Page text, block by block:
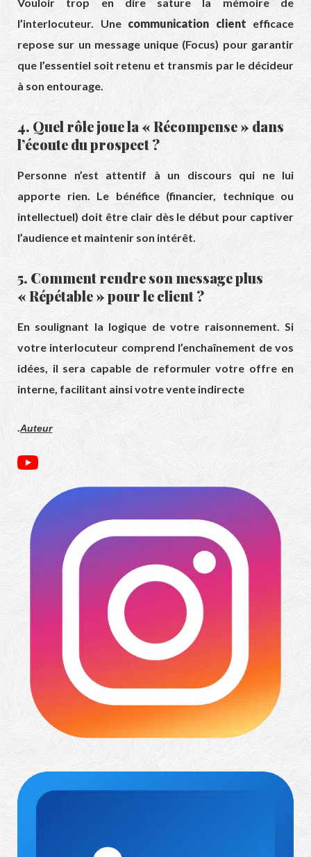
l’interlocuteur. Une communication client efficace
repose sur un message unique (Focus) pour garantir
que l’essentiel soit retenu et transmis par le décideur
à son entourage.
4. Quel rôle joue la « Récompense » dans
l’écoute du prospect ?
Personne n’est attentif à un discours qui ne lui
apporte rien. Le bénéfice (financier, technique ou
intellectuel) doit être clair dès le début pour captiver
l’audience et maintenir son intérêt.
5. Comment rendre son message plus
« Répétable » pour le client ?
En soulignant la logique de votre raisonnement. Si
votre interlocuteur comprend l’enchaînement de vos
idées, il sera capable de reformuler votre offre en
interne, facilitant ainsi votre vente indirecte
Auteur